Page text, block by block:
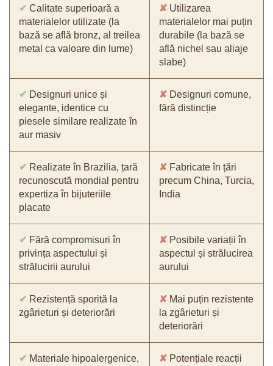
✔ Calitate superioară a
materialelor utilizate (la
bază se află bronz, al treilea
metal ca valoare din lume)
✘ Utilizarea
materialelor mai puțin
durabile (la bază se
află nichel sau aliaje
slabe)
✔ Designuri unice și
elegante, identice cu
piesele similare realizate în
aur masiv
✘ Designuri comune,
fără distincție
✔ Realizate în Brazilia, țară
recunoscută mondial pentru
expertiza în bijuteriile
placate
✘ Fabricate în țări
precum China, Turcia,
India
✔ Fără compromisuri în
privința aspectului și
strălucirii aurului
✘ Posibile variații în
aspectul și strălucirea
aurului
✔ Rezistență sporită la
zgârieturi și deteriorări
✘ Mai puțin rezistente
la zgârieturi și
deteriorări
✔ Materiale hipoalergenice,
✘ Potențiale reacții